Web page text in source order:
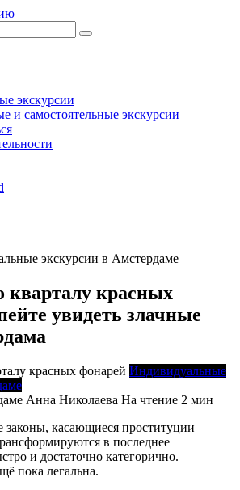
экскурсии
и самостоятельные экскурсии
экскурсии в Амстердаме
кварталу красных
увидеть злачные
Индивидуальные
Анна Николаева На чтение 2 мин
законы, касающиеся проституции
в последнее
и достаточно категорично.
пока легальна.